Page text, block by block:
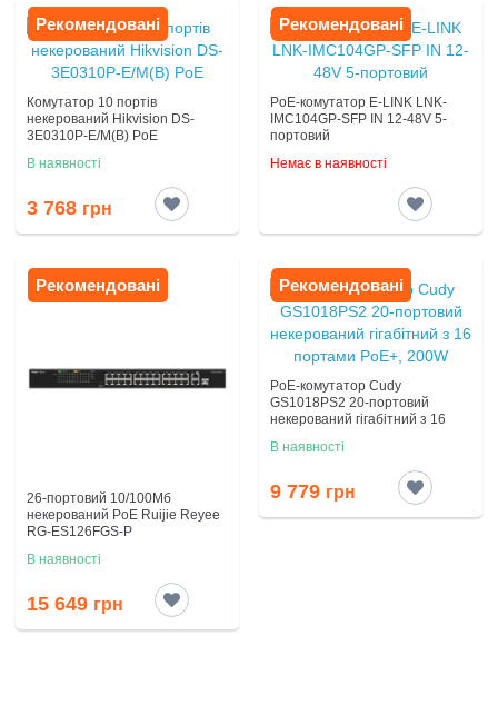
температура
-20 - +55°C
Блискавкозахист
IEC61000-4-
2(ESD):
контактний
корпус метал
Розміри 83 х 52 х 22 мм
Рекомендовані
Комутатор 10 портів
некерований Hikvision DS-
3E0310P-E/M(B) PoE
В наявності
3 768 грн
Рекомендовані
PoE-комутатор E-LINK LNK-
IMC104GP-SFP IN 12-48V 5-
портовий
Немає в наявності
Рекомендовані
26-портовий 10/100Мб
некерований PoE Ruijie Reyee
RG-ES126FGS-P
В наявності
15 649 грн
Рекомендовані
PoE-комутатор Cudy
GS1018PS2 20-портовий
некерований гігабітний з 16
В наявності
9 779 грн